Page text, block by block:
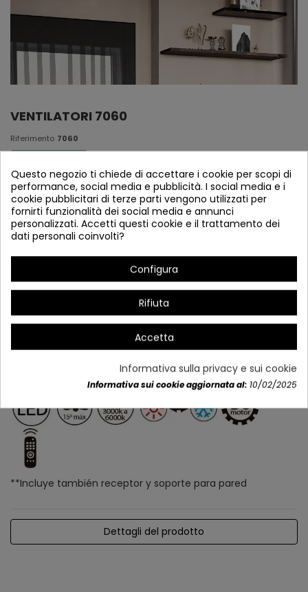
VENTILATORI 7060
Riferimento 7060
Ventilatori 7060
**Incluye también receptor y soporte para pared
Dettagli del prodotto
Questo negozio ti chiede di accettare i cookie per scopi di
performance, social media e pubblicità. I social media e i
cookie pubblicitari di terze parti vengono utilizzati per
fornirti funzionalità dei social media e annunci
personalizzati. Accetti questi cookie e il trattamento dei
dati personali coinvolti?
Configura
Rifiuta
Accetta
Informativa sulla privacy e sui cookie
Informativa sui cookie aggiornata al: 10/02/2025